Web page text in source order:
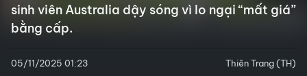
sinh viên Australia dậy sóng vì lo ngại “mất giá”
bằng cấp.
05/11/2025 01:23 Thiên Trang (TH)